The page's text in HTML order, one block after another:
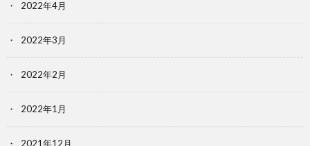
2022年4月
2022年3月
2022年2月
2022年1月
2021年12月